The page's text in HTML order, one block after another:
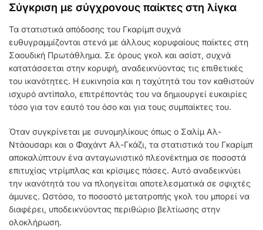
Σύγκριση με σύγχρονους παίκτες στη λίγκα
Τα στατιστικά απόδοσης του Γκαρίμπ συχνά
ευθυγραμμίζονται στενά με άλλους κορυφαίους παίκτες στη
Σαουδική Πρωτάθλημα. Σε όρους γκολ και ασίστ, συχνά
κατατάσσεται στην κορυφή, αναδεικνύοντας τις επιθετικές
του ικανότητες. Η ευκινησία και η ταχύτητά του τον καθιστούν
ισχυρό αντίπαλο, επιτρέποντάς του να δημιουργεί ευκαιρίες
τόσο για τον εαυτό του όσο και για τους συμπαίκτες του.
Όταν συγκρίνεται με συνομηλίκους όπως ο Σαλίμ Αλ-
Ντάουσαρι και ο Φαχάντ Αλ-Γκάζι, τα στατιστικά του Γκαρίμπ
αποκαλύπτουν ένα ανταγωνιστικό πλεονέκτημα σε ποσοστά
επιτυχίας ντρίμπλας και κρίσιμες πάσες. Αυτό αναδεικνύει
την ικανότητά του να πλοηγείται αποτελεσματικά σε σφιχτές
άμυνες. Ωστόσο, το ποσοστό μετατροπής γκολ του μπορεί να
διαφέρει, υποδεικνύοντας περιθώριο βελτίωσης στην
ολοκλήρωση.